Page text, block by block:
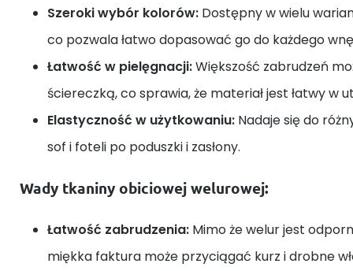
Szeroki wybór kolorów: Dostępny w wielu
co pozwala łatwo dopasować go do każdego
Łatwość w pielęgnacji:Większość zabrudzeń
ściereczką, co sprawia, że materiał jest łatwy w
Elastyczność w użytkowaniu: Nadaje się do
sof i foteli po poduszki i zasłony.
Wady tkaniny obiciowej welurowej:
Łatwość zabrudzenia: Mimo że welur jest
miękka faktura może przyciągać kurz i drobne